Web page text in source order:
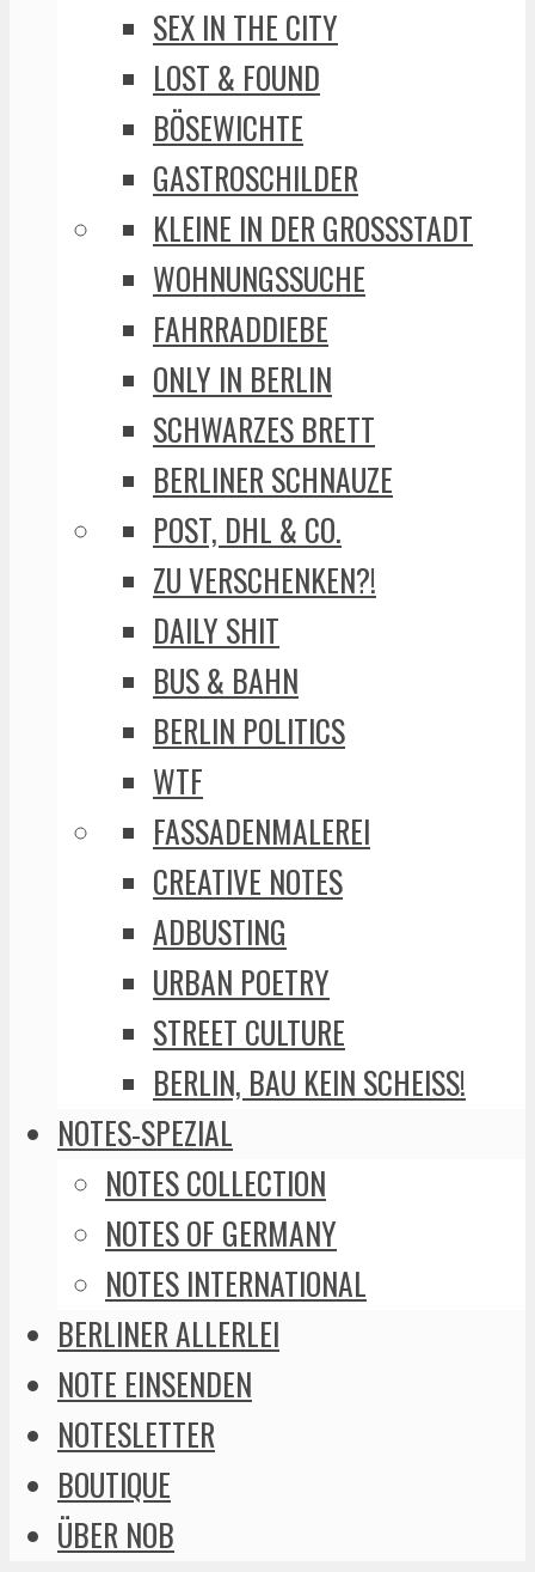
SEX IN THE CITY
LOST & FOUND
BÖSEWICHTE
GASTROSCHILDER
KLEINE IN DER GROSSSTADT
WOHNUNGSSUCHE
FAHRRADDIEBE
ONLY IN BERLIN
SCHWARZES BRETT
BERLINER SCHNAUZE
POST, DHL & CO.
ZU VERSCHENKEN?!
DAILY SHIT
BUS & BAHN
BERLIN POLITICS
WTF
FASSADENMALEREI
CREATIVE NOTES
ADBUSTING
URBAN POETRY
STREET CULTURE
BERLIN, BAU KEIN SCHEISS!
NOTES-SPEZIAL
NOTES COLLECTION
NOTES OF GERMANY
NOTES INTERNATIONAL
BERLINER ALLERLEI
NOTE EINSENDEN
NOTESLETTER
BOUTIQUE
ÜBER NOB